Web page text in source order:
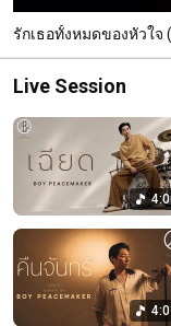
รักเธอทั้งหมดของหัวใจ
Live Session